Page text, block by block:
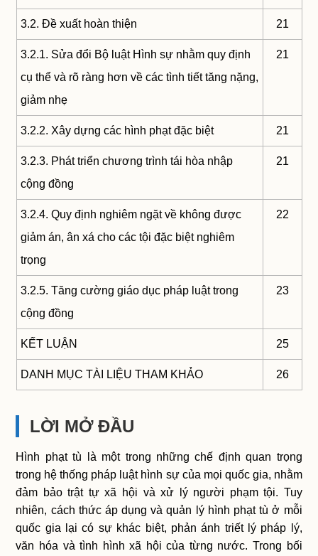
3.2. Đề xuất hoàn thiện 21
3.2.1. Sửa đổi Bộ luật Hình sự nhằm quy định
cụ thể và rõ ràng hơn về các tình tiết tăng nặng,
giảm nhẹ
21
3.2.2. Xây dựng các hình phạt đặc biệt 21
3.2.3. Phát triển chương trình tái hòa nhập
cộng đồng
21
3.2.4. Quy định nghiêm ngặt về không được
giảm án, ân xá cho các tội đặc biệt nghiêm
trọng
22
3.2.5. Tăng cường giáo dục pháp luật trong
cộng đồng
23
KẾT LUẬN 25
DANH MỤC TÀI LIỆU THAM KHẢO 26
LỜI MỞ ĐẦU
Hình phạt tù là một trong những chế định quan trọng
trong hệ thống pháp luật hình sự của mọi quốc gia, nhằm
đảm bảo trật tự xã hội và xử lý người phạm tội. Tuy
nhiên, cách thức áp dụng và quản lý hình phạt tù ở mỗi
quốc gia lại có sự khác biệt, phản ánh triết lý pháp lý,
văn hóa và tình hình xã hội của từng nước. Trong bối